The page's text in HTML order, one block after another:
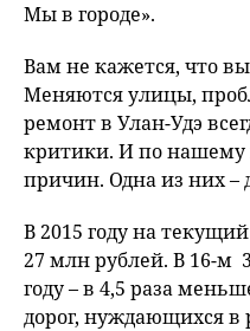
Мы в городе».
Вам не кажется, что вы
Меняются улицы,
ремонт в Улан-Удэ
критики. И по нашему
причин. Одна из них –
В 2015 году на
27 млн рублей. В 16-м
году – в 4,5 раза
дорог, нуждающихся